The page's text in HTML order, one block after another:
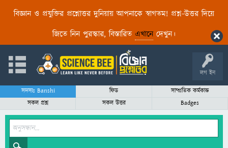
বিজ্ঞান ও প্রযুক্তির প্রশ্নোত্তর দুনিয়ায় আপনাকে স্বাগতম! প্রশ্ন-উত্তর দিয়ে
জিতে নিন পুরস্কার, বিস্তারিত এখানেদেখুন।
লগ ইন
সদস্যঃ Banshi ফিড
সাম্প্রতিক কর্মকান্ড
সকল প্রশ্ন
সকল উত্তর Badges